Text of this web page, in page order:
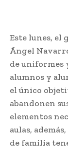
Este lunes, el
Ángel
de uniformes
alumnos y
el único
abandonen
elementos
aulas,
de familia